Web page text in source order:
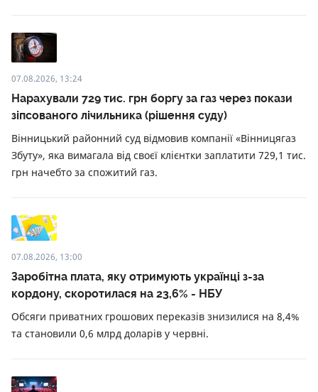
07.08.2026, 13:24
Нарахували 729 тис. грн боргу за газ через покази
зіпсованого лічильника (рішення суду)
Вінницький районний суд відмовив компанії «Вінницягаз
Збуту», яка вимагала від своєї клієнтки заплатити 729,1 тис.
грн начебто за спожитий газ.
07.08.2026, 13:00
Заробітна плата, яку отримують українці з-за
кордону, скоротилася на 23,6% - НБУ
Обсяги приватних грошових переказів знизилися на 8,4%
та становили 0,6 млрд доларів у червні.